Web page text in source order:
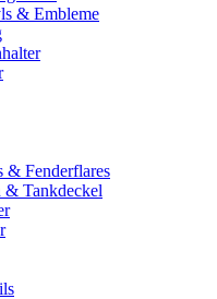
& Embleme
& Fenderflares
& Tankdeckel